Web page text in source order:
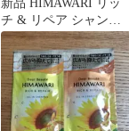
新品 HIMAWARI リッ
チ & リペア シャンプ
ー 増量30g 詰替用 2袋